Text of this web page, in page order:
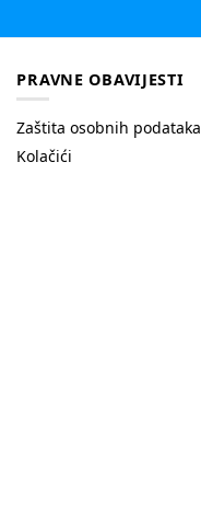
PRAVNE OBAVIJESTI
Zaštita osobnih podataka
Kolačići